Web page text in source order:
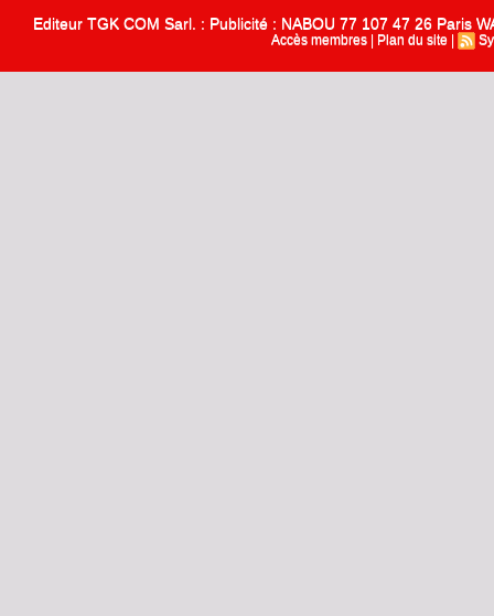
Editeur TGK COM Sarl. : Publicité : NABOU 77 107 47 26 Paris
Accès membres Plan du site